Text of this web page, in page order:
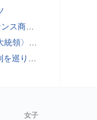
ンプ、販売開始
」by 池田純一#14
意見が二分
女子